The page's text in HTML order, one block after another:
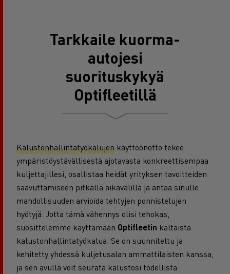
Tarkkaile kuorma-
autojesi
suorituskykyä
Optifleetillä
Kalustonhallintatyökalujen käyttöönotto tekee
ympäristöystävällisestä ajotavasta konkreettisempaa
kuljettajillesi, osallistaa heidät yrityksen tavoitteiden
saavuttamiseen pitkällä aikavälillä ja antaa sinulle
mahdollisuuden arvioida tehtyjen ponnistelujen
hyötyjä. Jotta tämä vähennys olisi tehokas,
suosittelemme käyttämään Optifleetin kaltaista
kalustonhallintatyökalua. Se on suunniteltu ja
kehitetty yhdessä kuljetusalan ammattilaisten kanssa,
ja sen avulla voit seurata kalustosi todellista